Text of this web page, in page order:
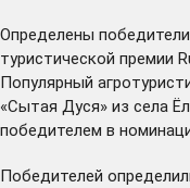
Определены
туристической премии
Популярный
«Сытая Дуся» из села
победителем в
Победителей